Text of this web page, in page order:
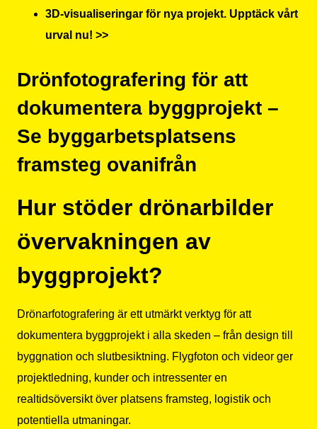
3D-visualiseringar för nya projekt. Upptäck vårt
urval nu! >>
Drönfotografering för att
dokumentera byggprojekt –
Se byggarbetsplatsens
framsteg ovanifrån
Hur stöder drönarbilder
övervakningen av
byggprojekt?
Drönarfotografering är ett utmärkt verktyg för att
dokumentera byggprojekt i alla skeden – från design till
byggnation och slutbesiktning. Flygfoton och videor ger
projektledning, kunder och intressenter en
realtidsöversikt över platsens framsteg, logistik och
potentiella utmaningar.